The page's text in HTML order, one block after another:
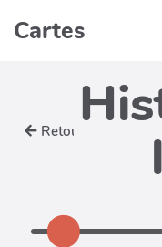
Aller au contenu
Cartes
Retour